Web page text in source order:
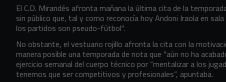
El C.D. Mirandés afronta mañana la última cita de la
sin público que, tal y como reconocía hoy Andoni Iraola en
los partidos son pseudo-fútbol".
No obstante, el vestuario rojillo afronta la cita con la
manera posible una temporada de nota que "aún no ha
ejercicio semanal del cuerpo técnico por“mentalizar a los
tenemos que ser competitivos y profesionales”, apuntaba.